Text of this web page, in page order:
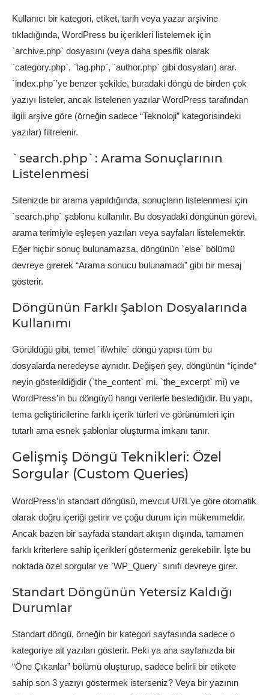
Kullanıcı bir kategori, etiket, tarih veya yazar arşivine
tıkladığında, WordPress bu içerikleri listelemek için
`archive.php` dosyasını (veya daha spesifik olarak
`category.php`, `tag.php`, `author.php` gibi dosyaları) arar.
`index.php`’ye benzer şekilde, buradaki döngü de birden çok
yazıyı listeler, ancak listelenen yazılar WordPress tarafından
ilgili arşive göre (örneğin sadece “Teknoloji” kategorisindeki
yazılar) filtrelenir.
`search.php`: Arama Sonuçlarının
Listelenmesi
Sitenizde bir arama yapıldığında, sonuçların listelenmesi için
`search.php` şablonu kullanılır. Bu dosyadaki döngünün görevi,
arama terimiyle eşleşen yazıları veya sayfaları listelemektir.
Eğer hiçbir sonuç bulunamazsa, döngünün `else` bölümü
devreye girerek “Arama sonucu bulunamadı” gibi bir mesaj
gösterir.
Döngünün Farklı Şablon Dosyalarında
Kullanımı
Görüldüğü gibi, temel `if/while` döngü yapısı tüm bu
dosyalarda neredeyse aynıdır. Değişen şey, döngünün *içinde*
neyin gösterildiğidir (`the_content` mi, `the_excerpt` mi) ve
WordPress’in bu döngüyü hangi verilerle beslediğidir. Bu yapı,
tema geliştiricilerine farklı içerik türleri ve görünümleri için
tutarlı ama esnek şablonlar oluşturma imkanı tanır.
Gelişmiş Döngü Teknikleri: Özel
Sorgular (Custom Queries)
WordPress’in standart döngüsü, mevcut URL’ye göre otomatik
olarak doğru içeriği getirir ve çoğu durum için mükemmeldir.
Ancak bazen bir sayfada standart akışın dışında, tamamen
farklı kriterlere sahip içerikleri göstermeniz gerekebilir. İşte bu
noktada özel sorgular ve `WP_Query` sınıfı devreye girer.
Standart Döngünün Yetersiz Kaldığı
Durumlar
Standart döngü, örneğin bir kategori sayfasında sadece o
kategoriye ait yazıları gösterir. Peki ya ana sayfanızda bir
“Öne Çıkanlar” bölümü oluşturup, sadece belirli bir etikete
sahip son 3 yazıyı göstermek isterseniz? Veya bir yazının